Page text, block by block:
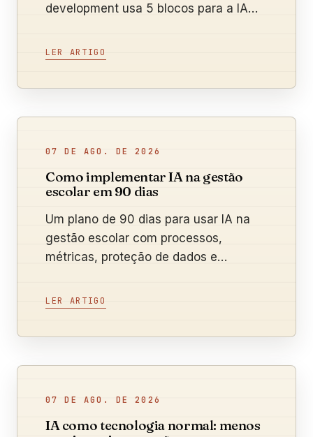
development usa 5 blocos para a IA
LER ARTIGO
07 DE AGO. DE 2026
Como implementar IA na gestão
escolar em 90 dias
Um plano de 90 dias para usar IA na
gestão escolar com processos,
métricas, proteção de dados e
LER ARTIGO
07 DE AGO. DE 2026
IA como tecnologia normal: menos